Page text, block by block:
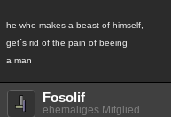
he who makes a beast of himself,
get´s rid of the pain of beeing
a man
Fosolif
ehemaliges Mitglied